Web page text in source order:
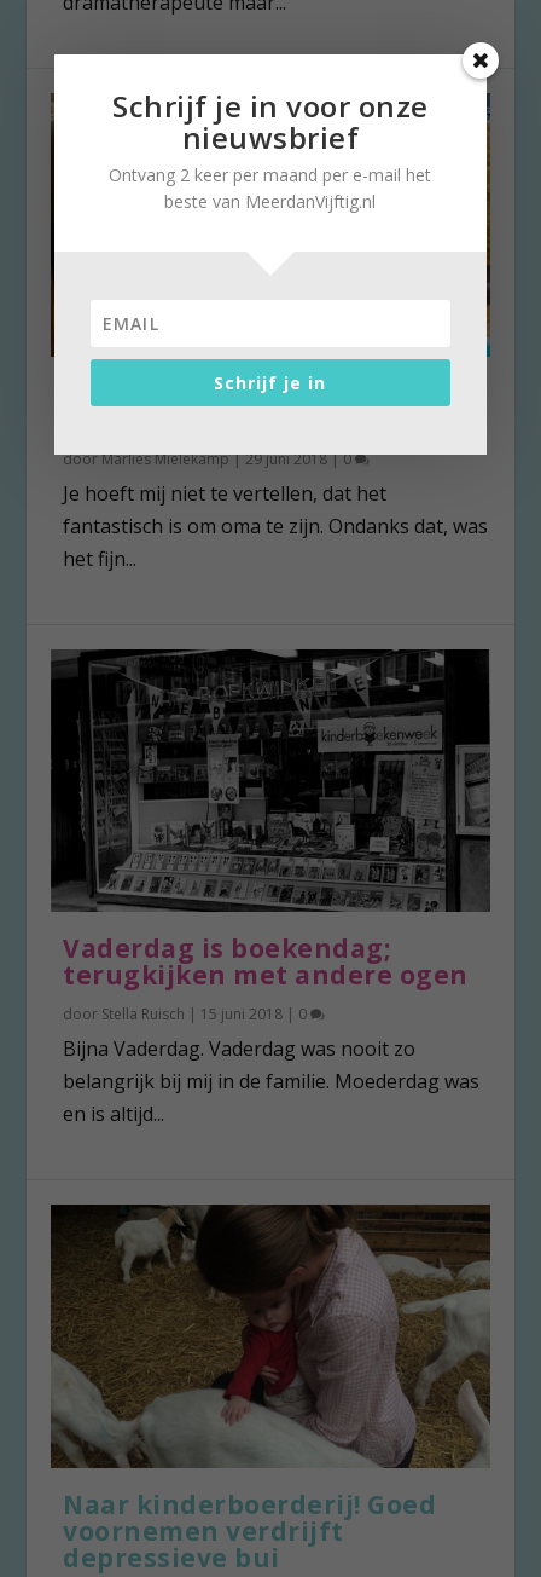
Grootouderschap als beloning
doorMarlies Mielekamp|29 juni 2018|0
Je hoeft mij niet te vertellen, dat het
fantastisch is om oma te zijn. Ondanks dat, was
het fijn...
Vaderdag is boekendag;
terugkijken met andere ogen
door Stella Ruisch 15 juni 2018 0
Bijna Vaderdag. Vaderdag was nooit zo
belangrijk bij mij in de familie. Moederdag was
en is altijd...
Naar kinderboerderij! Goed
voornemen verdrijft
depressieve bui
Schrijf je in voor onze
nieuwsbrief
Ontvang 2 keer per maand per e-mail het
beste van MeerdanVijftig.nl
Schrijf je in